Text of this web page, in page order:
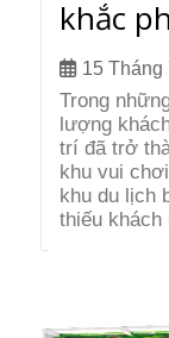
khắc
15 Tháng
Trong
lượng
trí đã trở
khu vui
khu du lịch
thiếu